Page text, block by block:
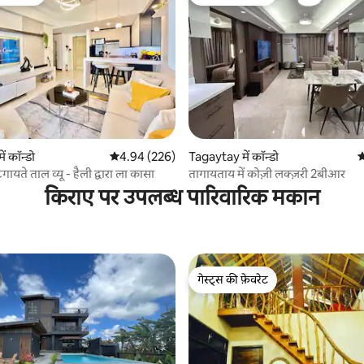
कॉन्डो औसत रेटिंग 5 में से 4.94, 226 समीक्षाएँ
4.94 (226)
ताल व्यू - हैली द्वारा ला कासा
Tagaytay में कॉन्डो
तागायताय में कोज़ी लक्ज़री 2बीआर
किराए पर उपलब्ध पारिवारिक मकान
गेस्ट्स की फ़ेवरेट
गेस्ट्स की फ़ेवरेट